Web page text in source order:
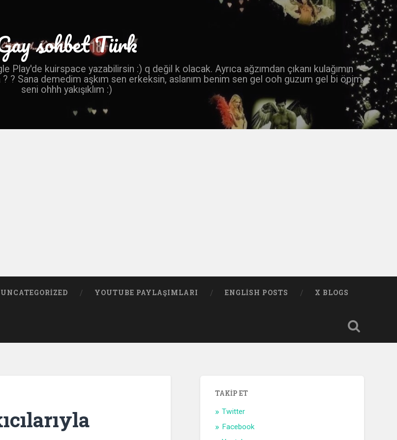
sohbet Türk
Play'de kuirspace yazabilirsin :) q değil k olacak. Ayrıca ağzımdan çıkanı kulağımın
? Sana demedim aşkım sen erkeksin, aslanım benim sen gel ooh guzum gel bi öpim
seni ohhh yakışıklım :)
UNCATEGORIZED YOUTUBE PAYLAŞIMLARI ENGLISH POSTS X BLOGS
TAKIP ET
Twitter
Facebook